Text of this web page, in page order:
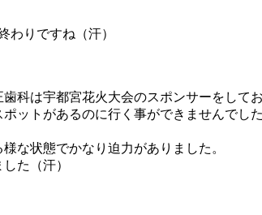
わりですね（汗）
科は宇都宮花火大会のスポンサーをし
ットがあるのに行く事ができませんで
な状態でかなり迫力がありました。
た（汗）